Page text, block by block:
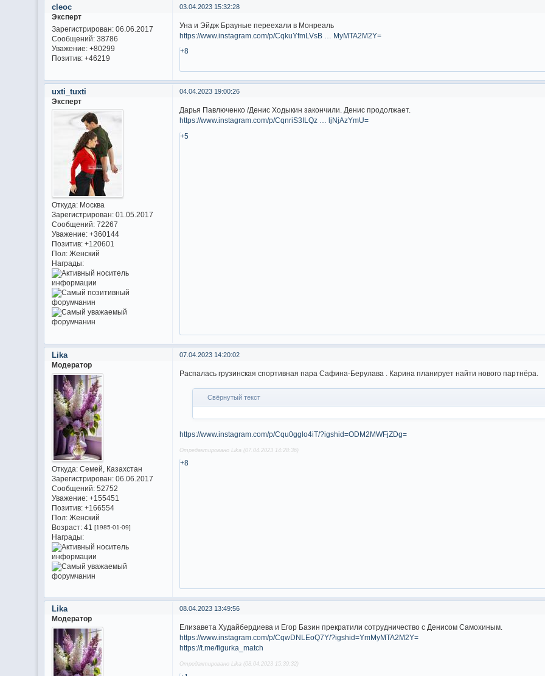
03.04.2023 15:32:28
cleoc
Эксперт
Зарегистрирован: 06.06.2017
Сообщений:38786
Уважение: +80299
Позитив: +46219
Уна и Эйдж Брауные переехали в Монреаль
https://www.instagram.com/p/CqkuYfmLVsB … MyMTA2M2Y=
+8
04.04.2023 19:00:26
uxti_tuxti
Эксперт
Откуда:Москва
Зарегистрирован: 01.05.2017
Сообщений:72267
Уважение: +360144
Позитив: +120601
Пол:Женский
Награды:
Дарья Павлюченко /Денис Ходыкин закончили. Денис продолжает.
https://www.instagram.com/p/CqnriS3ILQz … ljNjAzYmU=
+5
07.04.2023 14:20:02
Lika
Модератор
Откуда:Семей, Казахстан
Зарегистрирован: 06.06.2017
Сообщений:52752
Уважение: +155451
Позитив: +166554
Пол:Женский
Возраст:41 [1985-01-09]
Награды:
Распалась грузинская спортивная пара Сафина-Берулава . Карина планирует найти нового партнёра.
Свёрнутый текст
https://www.instagram.com/p/Cqu0gglo4iT/?igshid=ODM2MWFjZDg=
Отредактировано Lika (07.04.2023 14:28:36)
+8
08.04.2023 13:49:56
Lika
Модератор
Елизавета Худайбердиева и Егор Базин прекратили сотрудничество с Денисом Самохиным.
https://www.instagram.com/p/CqwDNLEoQ7Y/?igshid=YmMyMTA2M2Y=
https://t.me/figurka_match
Отредактировано Lika (08.04.2023 15:39:32)